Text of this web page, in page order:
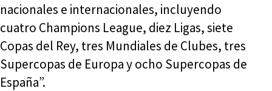
nacionales e internacionales, incluyendo
cuatro Champions League, diez Ligas, siete
Copas del Rey, tres Mundiales de Clubes, tres
Supercopas de Europa y ocho Supercopas de
España”.